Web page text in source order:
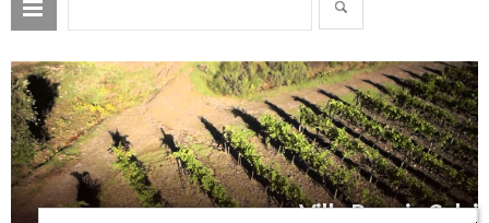
Villa Poggio Salvi